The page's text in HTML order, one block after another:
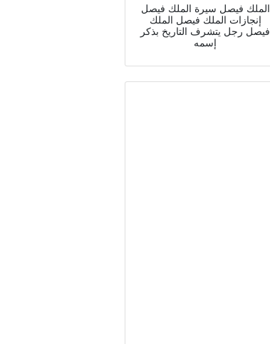
الملك فيصل سيرة الملك فيصل
إنجازات الملك فيصل الملك
فيصل رجل يتشرف التاريخ بذكر
إسمه